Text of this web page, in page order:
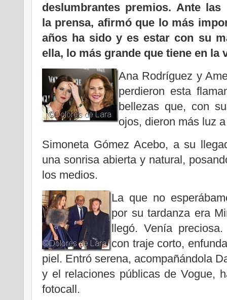
deslumbrantes premios. Ante las
la prensa, afirmó que lo más
años ha sido y es estar con su
ella, lo más grande que tiene en la
Ana Rodríguez y
perdieron esta
bellezas que, con
ojos, dieron más luz
Simoneta Gómez Acebo, a su
una sonrisa abierta y natural,
los medios.
La que no
por su tardanza era
llegó. Venía
con traje corto,
piel. Entró serena, acompañándola
y el relaciones públicas de Vogue,
fotocall.